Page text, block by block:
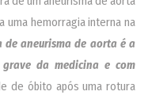
uma hemorragia interna na
de aneurisma de aorta é a
da medicina e com
de óbito após uma rotura